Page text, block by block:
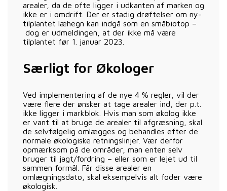
arealer, da de ofte ligger i udkanten af marken og
ikke er i omdrift. Der er stadig drøftelser om ny-
tilplantet læhegn kan indgå som en småbiotop –
dog er udmeldingen, at der ikke må være
tilplantet før 1. januar 2023.
Særligt for Økologer
Ved implementering af de nye 4 % regler, vil der
være flere der ønsker at tage arealer ind, der p.t.
ikke ligger i markblok. Hvis man som økolog ikke
er vant til at bruge de arealer til afgræsning, skal
de selvfølgelig omlægges og behandles efter de
normale økologiske retningslinjer. Vær derfor
opmærksom på de områder, man enten selv
bruger til jagt/fordring – eller som er lejet ud til
sammen formål. Får disse arealer en
omlægningsdato, skal eksempelvis alt foder være
økologisk.